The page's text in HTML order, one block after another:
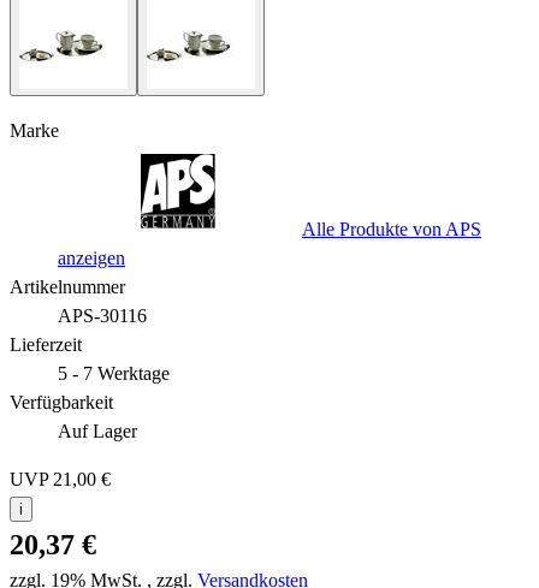
Marke
Alle Produkte von APS
anzeigen
Artikelnummer
APS-30116
Lieferzeit
5 - 7 Werktage
Verfügbarkeit
Auf Lager
UVP 21,00 €
i
20,37 €
zzgl. 19% MwSt. , zzgl. Versandkosten